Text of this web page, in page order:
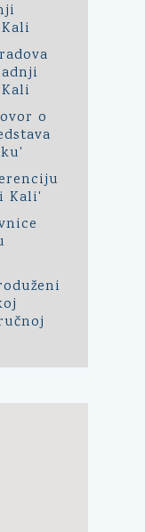
o
Kali'